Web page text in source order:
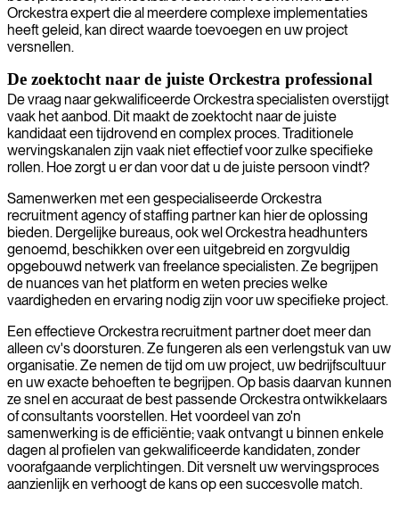
Orckestra expert die al meerdere complexe implementaties
heeft geleid, kan direct waarde toevoegen en uw project
versnellen.
De zoektocht naar de juiste Orckestra professional
De vraag naar gekwalificeerde Orckestra specialisten overstijgt
vaak het aanbod. Dit maakt de zoektocht naar de juiste
kandidaat een tijdrovend en complex proces. Traditionele
wervingskanalen zijn vaak niet effectief voor zulke specifieke
rollen. Hoe zorgt u er dan voor dat u de juiste persoon vindt?
Samenwerken met een gespecialiseerde Orckestra
recruitment agency of staffing partner kan hier de oplossing
bieden. Dergelijke bureaus, ook wel Orckestra headhunters
genoemd, beschikken over een uitgebreid en zorgvuldig
opgebouwd netwerk van freelance specialisten. Ze begrijpen
de nuances van het platform en weten precies welke
vaardigheden en ervaring nodig zijn voor uw specifieke project.
Een effectieve Orckestra recruitment partner doet meer dan
alleen cv's doorsturen. Ze fungeren als een verlengstuk van uw
organisatie. Ze nemen de tijd om uw project, uw bedrijfscultuur
en uw exacte behoeften te begrijpen. Op basis daarvan kunnen
ze snel en accuraat de best passende Orckestra ontwikkelaars
of consultants voorstellen. Het voordeel van zo'n
samenwerking is de efficiëntie; vaak ontvangt u binnen enkele
dagen al profielen van gekwalificeerde kandidaten, zonder
voorafgaande verplichtingen. Dit versnelt uw wervingsproces
aanzienlijk en verhoogt de kans op een succesvolle match.